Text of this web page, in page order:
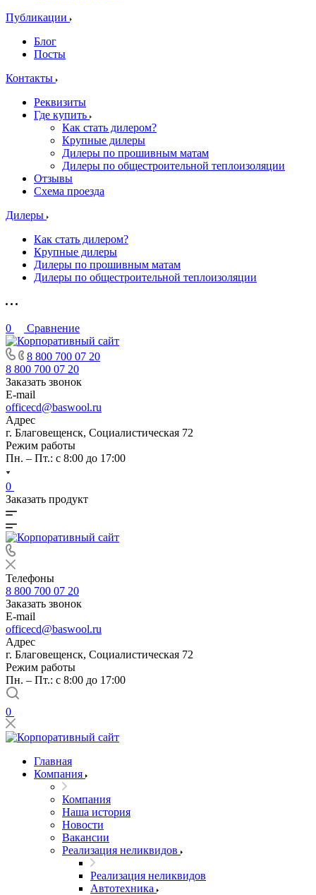
Публикации
Блог
Посты
Контакты
Реквизиты
Где купить
Как стать дилером?
Крупные дилеры
Дилеры по прошивным матам
Дилеры по общестроительной теплоизоляции
Отзывы
Схема проезда
Дилеры
Как стать дилером?
Крупные дилеры
Дилеры по прошивным матам
Дилеры по общестроительной теплоизоляции
0 Сравнение
8 800 700 07 20
8 800 700 07 20
Заказать звонок
E-mail
officecd@baswool.ru
Адрес
г. Благовещенск, Социалистическая 72
Режим работы
Пн. – Пт.: с 8:00 до 17:00
0
Заказать продукт
Телефоны
8 800 700 07 20
Заказать звонок
E-mail
officecd@baswool.ru
Адрес
г. Благовещенск, Социалистическая 72
Режим работы
Пн. – Пт.: с 8:00 до 17:00
0
Главная
Компания
Компания
Наша история
Новости
Вакансии
Реализация неликвидов
Реализация неликвидов
Автотехника